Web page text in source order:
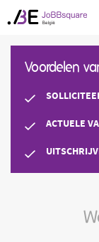
Voordelen
ACTUELE